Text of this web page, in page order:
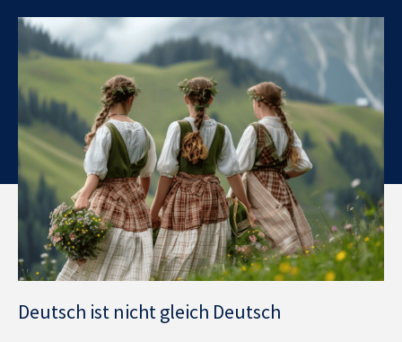
Deutsch ist nicht gleich Deutsch